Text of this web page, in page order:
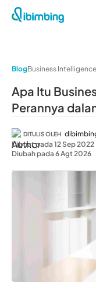
BlogBusiness Intelligence
Apa Itu
Perannya
DITULIS OLEH
Dibuat pada 12 Sep 2022
Diubah pada 6 Agt 2026